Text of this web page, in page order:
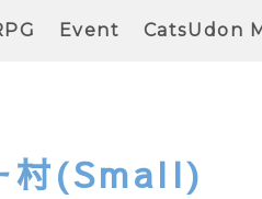
Event CatsUdon
村(Small)